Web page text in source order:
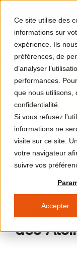
Ce site utilise des
informations sur
expérience. Ils
préférences, de
d’analyser
performances.
que nous utilisons,
confidentialité.
Si vous refusez
informations ne
visite sur ce site.
votre navigateur
suivre vos
Accepter
des